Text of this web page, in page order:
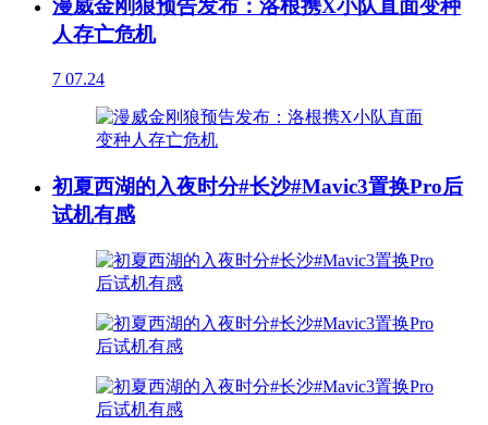
漫威金刚狼预告发布：洛根携X小队直面变种
人存亡危机
7 07.24
初夏西湖的入夜时分#长沙#Mavic3置换Pro后
试机有感